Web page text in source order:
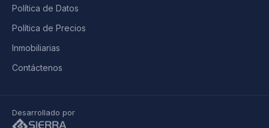
Política de Datos
Política de Precios
Inmobiliarias
Contáctenos
Desarrollado por